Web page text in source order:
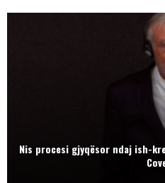
Nis procesi gjyqësor ndaj ish-